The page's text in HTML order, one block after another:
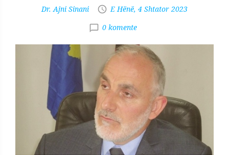
Dr. Ajni Sinani
E Hënë, 4 Shtator 2023
0 komente